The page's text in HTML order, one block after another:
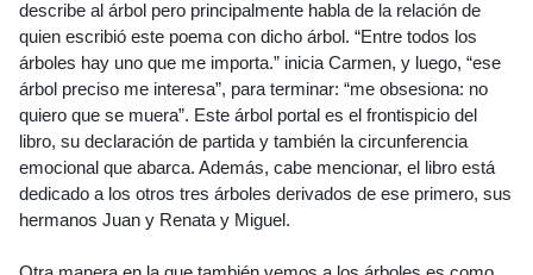
describe al árbol pero principalmente habla de la relación de
quien escribió este poema con dicho árbol. “Entre todos los
árboles hay uno que me importa.” inicia Carmen, y luego, “ese
árbol preciso me interesa”, para terminar: “me obsesiona: no
quiero que se muera”. Este árbol portal es el frontispicio del
libro, su declaración de partida y también la circunferencia
emocional que abarca. Además, cabe mencionar, el libro está
dedicado a los otros tres árboles derivados de ese primero, sus
hermanos Juan y Renata y Miguel.